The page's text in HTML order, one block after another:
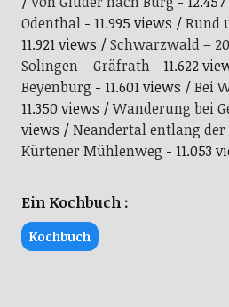
Odenthal- 11.995 views Rund
11.921 views
Schwarzwald –
Solingen – Gräfrath- 11.622
Beyenburg - 11.601 views Bei
11.350 views
Wanderung bei
views
Neandertal entlang der
Kürtener Mühlenweg - 11.053
Ein Kochbuch :
Kochbuch